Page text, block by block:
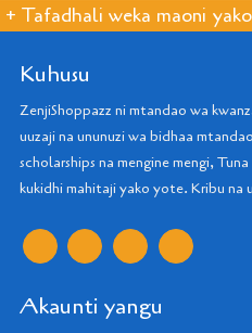
+ Tafadhali weka maoni
Kuhusu
ZenjiShoppazz ni mtandao wa
uuzaji na ununuzi wa bidhaa
scholarships na mengine mengi,
kukidhi mahitaji yako yote. Kribu na
Akaunti yangu